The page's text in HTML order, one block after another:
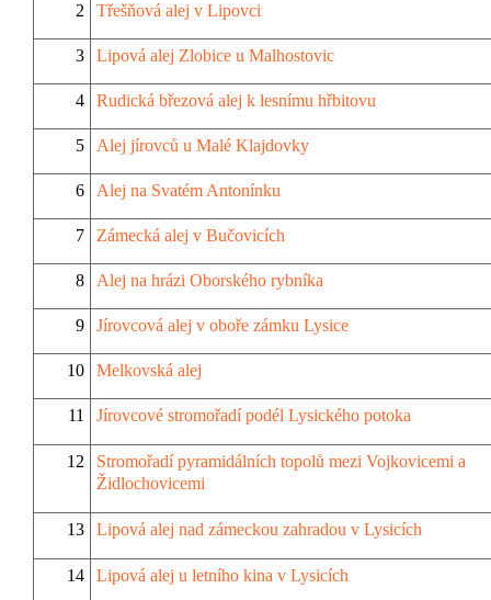
2 Třešňová alej v Lipovci
3 Lipová alej Zlobice u Malhostovic
4 Rudická březová alej k lesnímu hřbitovu
5 Alej jírovců u Malé Klajdovky
6 Alej na Svatém Antonínku
7 Zámecká alej v Bučovicích
8 Alej na hrázi Oborského rybníka
9 Jírovcová alej v oboře zámku Lysice
10 Melkovská alej
11 Jírovcové stromořadí podél Lysického potoka
12
Stromořadí pyramidálních topolů mezi Vojkovicemi a
Židlochovicemi
13 Lipová alej nad zámeckou zahradou v Lysicích
14 Lipová alej u letního kina v Lysicích